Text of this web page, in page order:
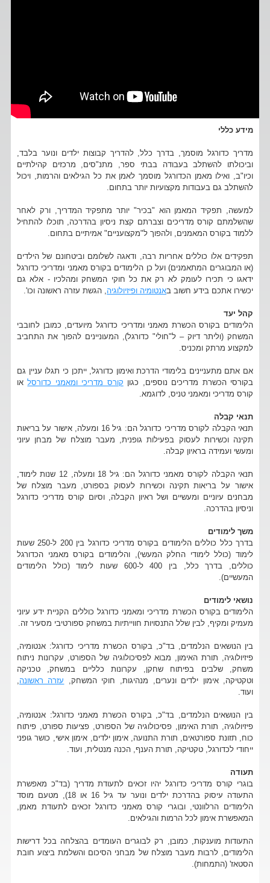
מידע כללי
מדריך כדורגל מוסמך, בדרך כלל, להדריך קבוצות ילדים ונוער בלבד,
וביכולתו להשתלב בעבודה בבתי ספר, מתנ"סים, מרכזים קהילתיים
וכיו"ב, ואילו מאמן הכדורגל מוסמך לאמן את כל הגילאים והרמות, ויכול
להשתלב גם בעבודות מקצועיות יותר בתחום.
למעשה, תפקיד המאמן הוא "בכיר" יותר מתפקיד המדריך, ורק לאחר
שהשלמתם קורס מדריכים וצברתם קצת ניסיון בהדרכה, תוכלו להתחיל
ללמוד בקורס המאמנים, ולהפוך ל"מקצועניים" אמיתיים בתחום.
תפקידים אלו כוללים אחריות רבה, ודאגה לשלומם וביטחונם של הילדים
(או המבוגרים המתאמנים) ועל כן הלימודים בקורס מאמני ומדריכי כדורגל
ידאגו כי תכירו לעומק לא רק את כל חוקי המשחק ומהלכיו - אלא גם
יכשירו אתכם בידע חשוב באנטומיה ופיזיולוגיה , הגשת עזרה ראשונה וכו'.
קהל יעד
הלימודים בקורס הכשרת מאמני ומדריכי כדורגל מיועדים, כמובן לחובבי
המשחק (וליתר דיוק – ל"חולי" כדורגל), המעוניינים להפוך את התחביב
למקצוע מרתק ומכניס.
אם אתם מתעניינים בלימודי הדרכת ואימון כדורגל, ייתכן כי תגלו עניין גם
בקורסי הכשרת מדריכים נוספים, כגון קורס מדריכי ומאמני כדורסלאו
קורס מדריכי ומאמני טניס, לדוגמא.
תנאי קבלה
תנאי הקבלה לקורס מדריכי כדורגל הם: גיל 16 ומעלה, אישור על בריאות
תקינה וכשירות לעסוק בפעילות גופנית, מעבר מוצלח של מבחן עיוני
ומעשי ועמידה בראיון קבלה.
תנאי הקבלה לקורס מאמני כדורגל הם: גיל 18 ומעלה, 12 שנות לימוד,
אישור על בריאות תקינה וכשירות לעסוק בספורט, מעבר מוצלח של
מבחנים עיוניים ומעשיים ושל ראיון הקבלה, וסיום קורס מדריכי כדורגל
וניסיון בהדרכה.
משך לימודים
בדרך כלל כוללים הלימודים בקורס מדריכי כדורגל בין 200 ל-250 שעות
לימוד (כולל לימודי החלק המעשי), והלימודים בקורס מאמני הכדורגל
כוללים, בדרך כלל, בין 400 ל-600 שעות לימוד (כולל הלימודים
המעשיים).
נושאי לימודים
הלימודים בקורס הכשרת מדריכי ומאמני כדורגל כוללים הקניית ידע עיוני
מעמיק ומקיף, לבין שלל התנסויות חווייתיות במשחק ספורטיבי מסעיר זה.
בין הנושאים הנלמדים, בד"כ, בקורס הכשרת מדריכי כדורגל: אנטומיה,
פיזיולוגיה, תורת האימון, מבוא לפסיכולוגיה של הספורט, עקרונות ניתוח
משחק, שלבים בפיתוח שחקן, עקרונות כלליים במשחק, טכניקה
וטקטיקה, אימון ילדים ונערים, מנהיגות, חוקי המשחק, עזרה ראשונה
ועוד.
בין הנושאים הנלמדים, בד"כ, בקורס הכשרת מאמני כדורגל: אנטומיה,
פיזיולוגיה, תורת האימון, פסיכולוגיה של הספורט, פציעות ספורט, פיתוח
כוח, תזונת ספורטאים, תורת התנועה, אימון ילדים, אימון אישי, כושר גופני
ייחודי לכדורגל, טקטיקה, תורת הענף, הכנה מנטלית, ועוד.
תעודה
בוגרי קורס מדריכי כדורגל יהיו זכאים לתעודת מדריך (בד"כ מאפשרת
התעודה עיסוק בהדרכת ילדים ונוער עד גיל 16 או 18), מטעם מוסד
הלימודים הרלוונטי, ובוגרי קורס מאמני כדורגל זכאים לתעודת מאמן,
המאפשרת אימון לכל הרמות והגילאים.
התעודות מוענקות, כמובן, רק לבוגרים העומדים בהצלחה בכל דרישות
הלימודים, לרבות מעבר מוצלח של מבחני הסיכום והשלמת ביצוע חובת
הסטאז' (התמחות).